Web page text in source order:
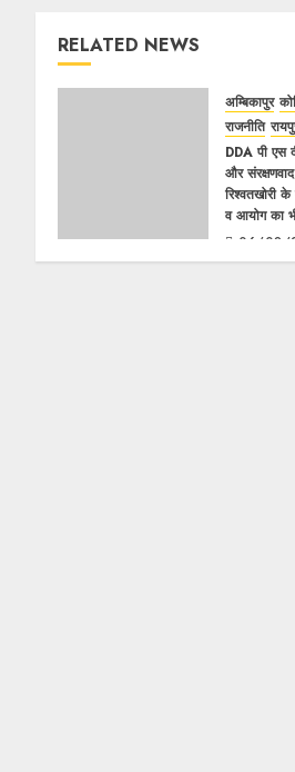
RELATED NEWS
अम्बिकापुर
राजनीति
DDA पी एस
और
रिश्वतखोरी
व आयोग का
06/08/